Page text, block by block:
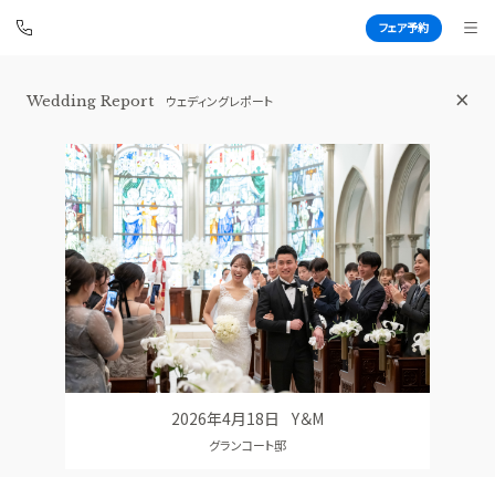
フェア予約
ストリングスホテル NAGOYA
TOP
トップ
BRIDAL FAIR
ブライダルフェア
FAIR CAMPAIGN
フェアキャンペーンのご案内
WEDDING REPORT
体験者レポート
PHOTO GALLERY
フォトギャラリー
PLAN
プラン
PARTY
披露宴会場
Wedding Report ウェディングレポート
2026年4月18日 Y＆M
グランコート邸